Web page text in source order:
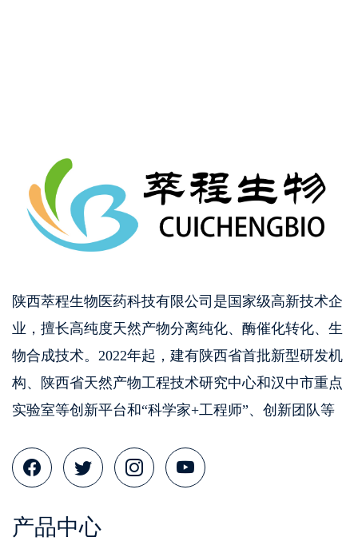
陕西萃程生物医药科技有限公司是国家级高新技术企
业，擅长高纯度天然产物分离纯化、酶催化转化、生
物合成技术。2022年起，建有陕西省首批新型研发机
构、陕西省天然产物工程技术研究中心和汉中市重点
实验室等创新平台和“科学家+工程师”、创新团队等
产品中心